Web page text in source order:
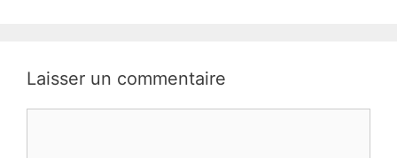
Laisser un commentaire